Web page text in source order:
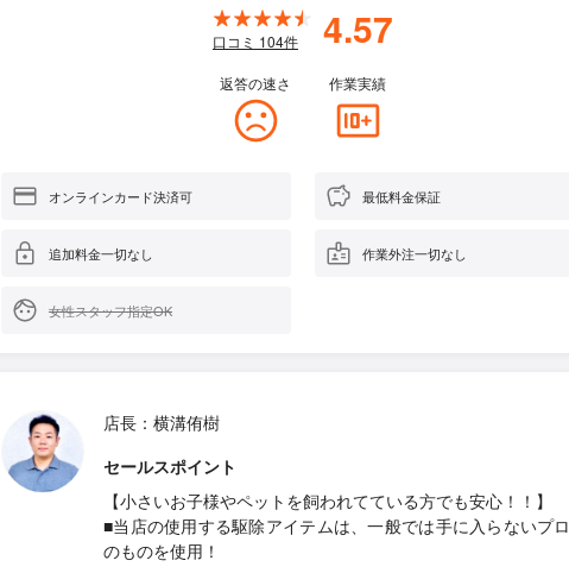
口コミ 104件 4.57
返答の速さ 作業実績
オンラインカード決済可 最低料金保証
追加料金一切なし 作業外注一切なし
女性スタッフ指定OK
店長：横溝侑樹
セールスポイント
【小さいお子様やペットを飼われてている方でも安心！！】
■当店の使用する駆除アイテムは、一般では手に入らないプ
のものを使用！